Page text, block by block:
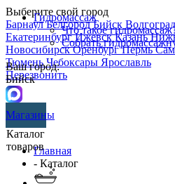
Выберите свой город
БарнаулБелгородБийск
ЕкатеринбургИжевскКазань
НовосибирскОренбургПермь
ТюменьЧебоксары Ярославль
Перезвонить
Гидромассаж
Что такое
Собрать
Ваш город:
Бийск
Магазины
Каталог
товаровГлавная
- Каталог